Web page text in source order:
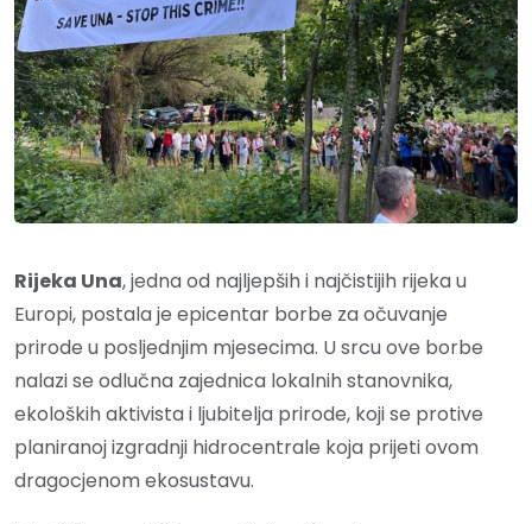
Rijeka Una, jedna od najljepših i najčistijih rijeka u
Europi, postala je epicentar borbe za očuvanje
prirode u posljednjim mjesecima. U srcu ove borbe
nalazi se odlučna zajednica lokalnih stanovnika,
ekoloških aktivista i ljubitelja prirode, koji se protive
planiranoj izgradnji hidrocentrale koja prijeti ovom
dragocjenom ekosustavu.